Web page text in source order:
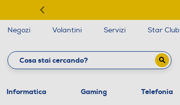
Negozi Volantini Servizi Star Club
Informatica Gaming Telefonia